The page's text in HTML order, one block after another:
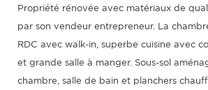
Propriété rénovée avec matériaux de
par son vendeur entrepreneur. La
RDC avec walk-in, superbe cuisine avec
et grande salle à manger. Sous-sol
chambre, salle de bain et planchers